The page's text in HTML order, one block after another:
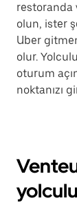
restoranda
olun, ister
Uber
olur.
oturum
noktanızı